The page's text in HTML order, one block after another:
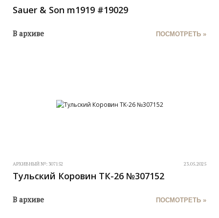
Sauer & Son m1919 #19029
В архиве ПОСМОТРЕТЬ »
АРХИВНЫЙ №: 307152 23.05.2025
Тульский Коровин ТК-26 №307152
В архиве ПОСМОТРЕТЬ »